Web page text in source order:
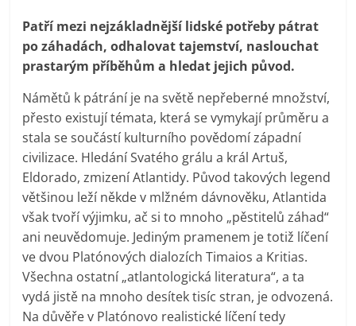
Patří mezi nejzákladnější lidské potřeby pátrat
po záhadách, odhalovat tajemství, naslouchat
prastarým příběhům a hledat jejich původ.
Námětů k pátrání je na světě nepřeberné množství,
přesto existují témata, která se vymykají průměru a
stala se součástí kulturního povědomí západní
civilizace. Hledání Svatého grálu a král Artuš,
Eldorado, zmizení Atlantidy. Původ takových legend
většinou leží někde v mlžném dávnověku, Atlantida
však tvoří výjimku, ač si to mnoho „pěstitelů záhad“
ani neuvědomuje. Jediným pramenem je totiž líčení
ve dvou Platónových dialozích Timaios a Kritias.
Všechna ostatní „atlantologická literatura“, a ta
vydá jistě na mnoho desítek tisíc stran, je odvozená.
Na důvěře v Platónovo realistické líčení tedy